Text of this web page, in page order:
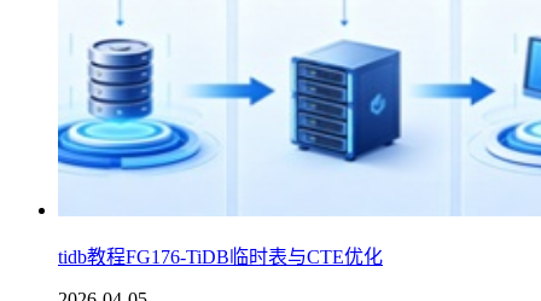
tidb教程FG176-TiDB临时表与CTE优化